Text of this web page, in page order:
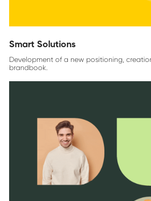
Smart Solutions
Development of a new positioning,
brandbook.